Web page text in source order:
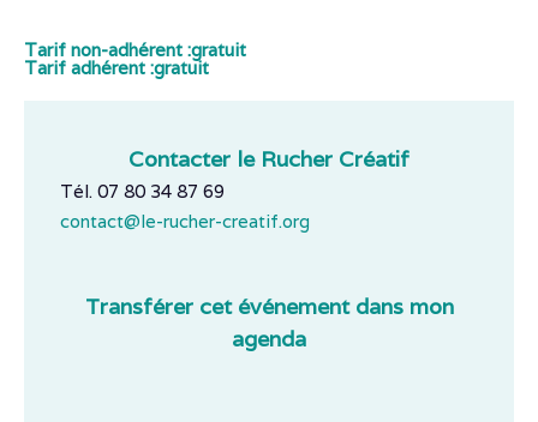
Tarif non-adhérent :gratuit
Tarif adhérent :gratuit
Contacter le Rucher Créatif
Tél. 07 80 34 87 69
contact@le-rucher-creatif.org
Transférer cet événement dans mon
agenda